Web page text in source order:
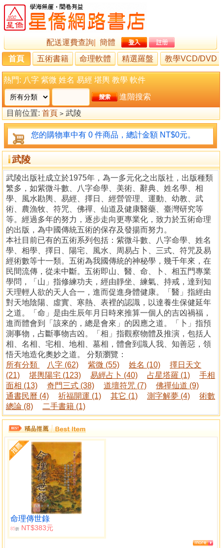
配送運費查詢
簡體
首頁
五術書籍 命理軟體 精選羅盤 教學VCD/DVD
熱門: 八字 紫微 姓名 易經 堪輿 教學 軟件
進階搜索
目前位置: 首頁 > 武陵
您的購物車中有 0 件商品，總計金額 NT$0元。
武陵
武陵出版社成立於1975年，為一多元化之出版社，出版種類
繁多，如紫微斗數、八字命學、美術、辭典、姓名學、相
學、風水勘輿、易經、擇日、經營管理、運動、幼教、武
術、農漁牧、符咒、佛禪、仙道及健康醫藥、臺灣研究等
等。經過多年的努力，逐步走向更專業化，致力於五術命理
的出版，為中國傳統五術的保存及發揚而努力。
本社目前已有的五術系列包括：紫微斗數、八字命學、姓名
學、相學、擇日、陽宅、風水、周易占卜、三式、符咒及易
經術數等十一類。五術為我國傳統的神秘學，幾千年來，在
民間流傳，從未中斷。五術即山、醫、命、卜、相五門專業
學問，「山」指修練功夫，經由靜坐、練氣、持戒，達到知
天理輕人欲的天人合一，進而促進身體健康。「醫」指經由
對天地陰陽、虛實、寒熱、表裡的認識，以達養生保健延年
之道。「命」是由生辰年月日時來推算一個人的吉凶禍福，
進而體會到「該來的，總是會來」的因應之道。「卜」指預
測事物，占斷事物吉凶。「相」指觀察物體及推演，包括人
相、名相、宅相、地相、墓相，體會到識人我、知善惡，領
悟天地造化奧妙之道。 分類瀏覽：
所有分類
八字 (62) 紫微 (55) 姓名 (10)
擇日天文
(21)
堪輿陽宅 (123) 易經占卜 (40) 占星塔羅 (1)
手相
面相 (13)
奇門三式 (38) 道壇符咒 (7)
佛禪仙道 (9)
通書民曆 (4)
祈福開運 (1) 其它 (1) 測字解夢 (4)
術數
總論 (8)
二手書籍 (1)
命理傳世錄
85折 NT$383元